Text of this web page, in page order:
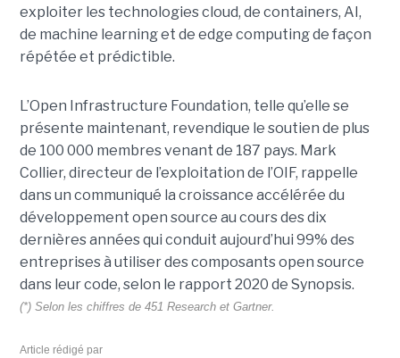
exploiter les technologies cloud, de containers, AI,
de machine learning et de edge computing de façon
répétée et prédictible.
L’Open Infrastructure Foundation, telle qu’elle se
présente maintenant, revendique le soutien de plus
de 100 000 membres venant de 187 pays. Mark
Collier, directeur de l’exploitation de l’OIF, rappelle
dans un communiqué la croissance accélérée du
développement open source au cours des dix
dernières années qui conduit aujourd’hui 99% des
entreprises à utiliser des composants open source
dans leur code, selon le rapport 2020 de Synopsis.
(*) Selon les chiffres de 451 Research et Gartner.
Article rédigé par